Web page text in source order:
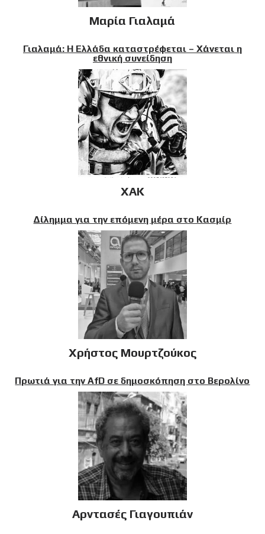
Μαρία Γιαλαμά
Γιαλαμά: Η Ελλάδα καταστρέφεται – Χάνεται η
εθνική συνείδηση
XAK
Δίλημμα για την επόμενη μέρα στο Κασμίρ
Χρήστος Μουρτζούκος
Πρωτιά για την AfD σε δημοσκόπηση στο Βερολίνο
Αρντασές Γιαγουπιάν